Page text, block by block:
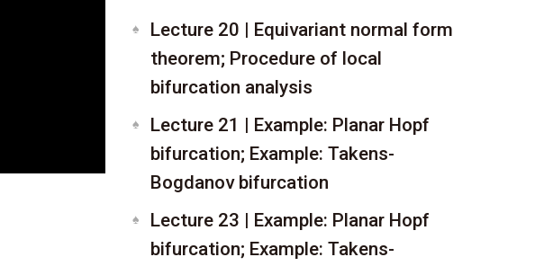
Lecture 20 | Equivariant normal form
theorem; Procedure of local
bifurcation analysis
Lecture 21 | Example: Planar Hopf
bifurcation; Example: Takens-
Bogdanov bifurcation
Lecture 23 | Example: Planar Hopf
bifurcation; Example: Takens-